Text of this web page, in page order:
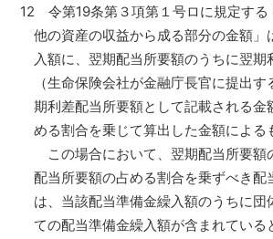
12 令第19条第３項第１号ロに規定する
他の資産の収益から成る部分の金額」
入額に、翌期配当所要額のうちに翌期
（生命保険会社が金融庁長官に提出
期利差配当所要額として記載される金
める割合を乗じて算出した金額による
この場合において、翌期配当所要額
配当所要額の占める割合を乗ずべき配
は、当該配当準備金繰入額のうちに団
ての配当準備金繰入額が含まれている